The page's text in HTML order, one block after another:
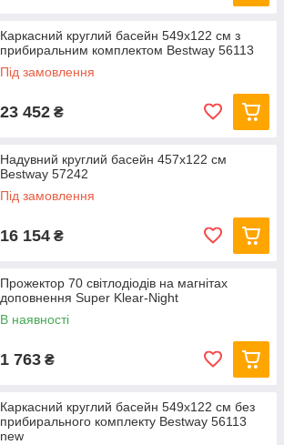
Каркасний круглий басейн 549x122 см з
прибиральним комплектом Bestway 56113
Під замовлення
23 452 ₴
Надувний круглий басейн 457х122 см
Bestway 57242
Під замовлення
16 154 ₴
Прожектор 70 світлодіодів на магнітах
доповнення Super Klear-Night
В наявності
1 763 ₴
Каркасний круглий басейн 549x122 см без
прибирального комплекту Bestway 56113
new